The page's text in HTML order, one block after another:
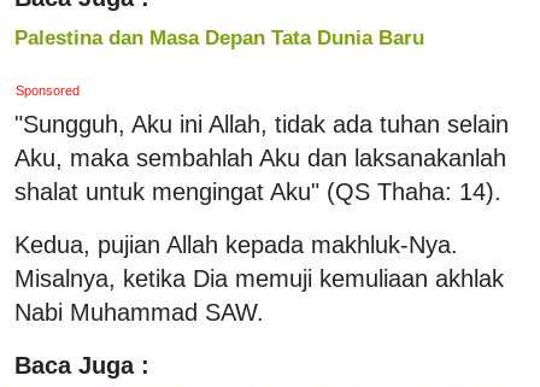
Palestina dan Masa Depan Tata Dunia Baru
Sponsored
"Sungguh, Aku ini Allah, tidak ada tuhan selain
Aku, maka sembahlah Aku dan laksanakanlah
shalat untuk mengingat Aku" (QS Thaha: 14).
Kedua, pujian Allah kepada makhluk-Nya.
Misalnya, ketika Dia memuji kemuliaan akhlak
Nabi Muhammad SAW.
Baca Juga :